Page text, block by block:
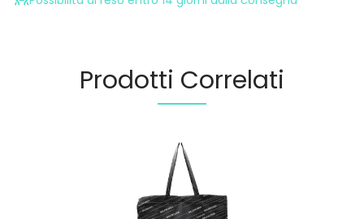
Prodotti Correlati